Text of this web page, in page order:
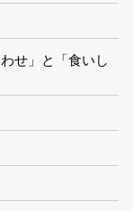
せ」と「食いし